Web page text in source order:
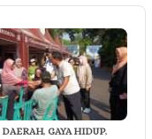
DAERAH, GAYA HIDUP,